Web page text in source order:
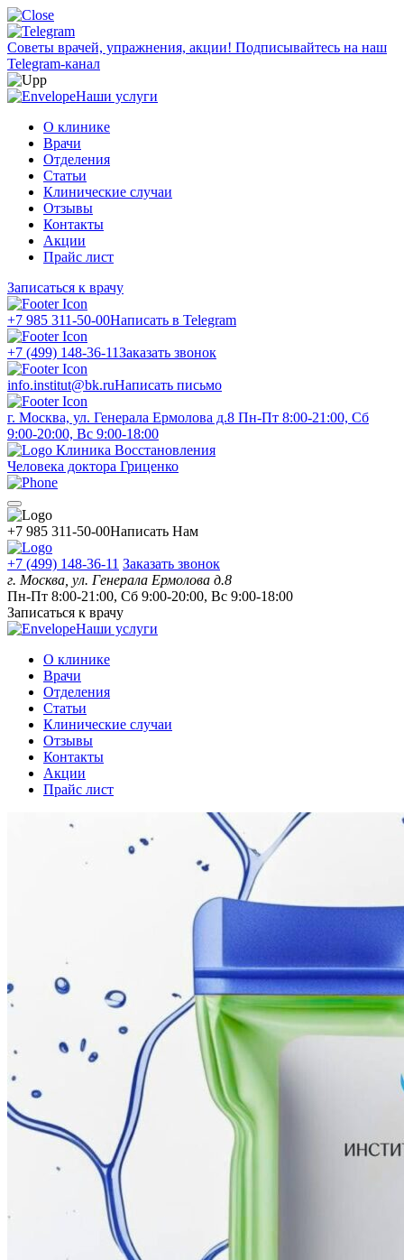
Советы врачей, упражнения, акции! Подписывайтесь на наш
Telegram-канал
Наши услуги
О клинике
Врачи
Отделения
Статьи
Клинические случаи
Отзывы
Контакты
Акции
Прайс лист
Записаться к врачу
+7 985 311-50-00Написать в Telegram
+7 (499) 148-36-11Заказать звонок
info.institut@bk.ruНаписать письмо
г. Москва, ул. Генерала Ермолова д.8 Пн-Пт 8:00-21:00, Сб
9:00-20:00, Вс 9:00-18:00
Клиника Восстановления
Человека доктора Гриценко
+7 985 311-50-00Написать Нам
+7 (499) 148-36-11 Заказать звонок
г. Москва, ул. Генерала Ермолова д.8
Пн-Пт 8:00-21:00, Сб 9:00-20:00, Вс 9:00-18:00
Записаться к врачу
Наши услуги
О клинике
Врачи
Отделения
Статьи
Клинические случаи
Отзывы
Контакты
Акции
Прайс лист